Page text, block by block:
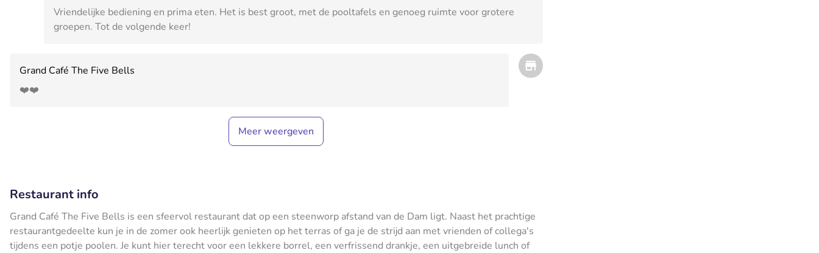
Vriendelijke bediening en prima eten. Het is best groot, met de pooltafels en genoeg ruimte voor grotere
groepen. Tot de volgende keer!
Grand Café The Five Bells
❤️❤️
Meer weergeven
Restaurant info
Grand Café The Five Bells is een sfeervol restaurant dat op een steenworp afstand van de Dam ligt. Naast het prachtige
restaurantgedeelte kun je in de zomer ook heerlijk genieten op het terras of ga je de strijd aan met vrienden of collega's
tijdens een potje poolen. Je kunt hier terecht voor een lekkere borrel, een verfrissend drankje, een uitgebreide lunch of